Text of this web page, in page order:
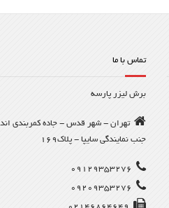
تماس با ما
برش لیزر پارسه
تهران - شهر قدس - جاده کمربندی
جنب نمایندگی سایپا - پلاک169